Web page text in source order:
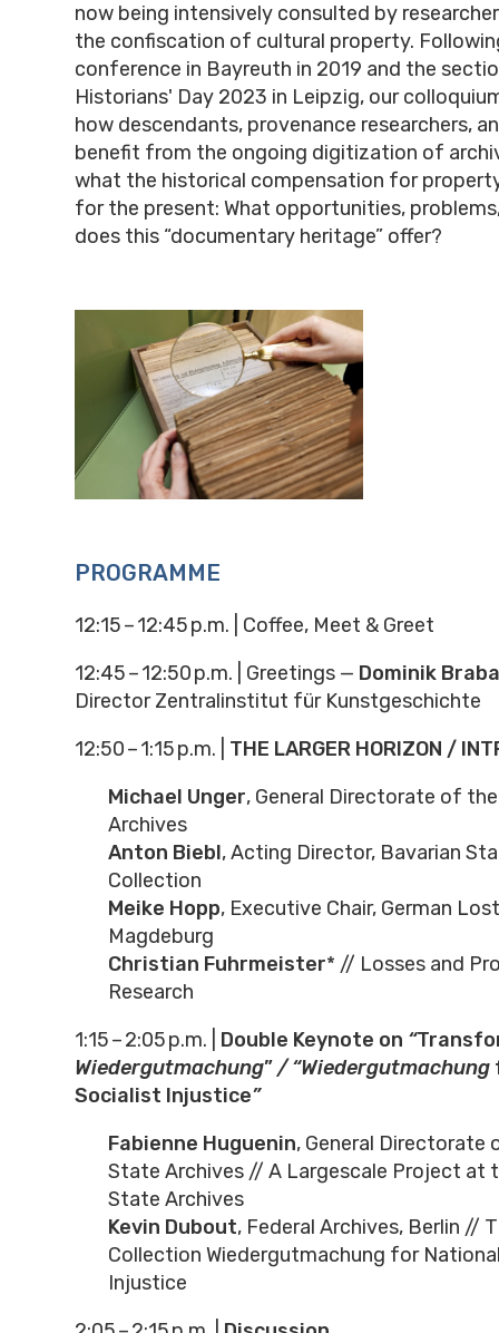
now being intensively consulted by
the confiscation of cultural property.
conference in Bayreuth in 2019 and the
Historians' Day 2023 in Leipzig, our
how descendants, provenance researchers,
benefit from the ongoing digitization of
what the historical compensation for
for the present: What opportunities,
does this “documentary heritage” offer?
PROGRAMME
12:15 – 12:45 p.m. |
Coffee, Meet & Greet
12:45 – 12:50 p.m. | Greetings — Dominik
Director Zentralinstitut für Kunstgeschichte
12:50 – 1:15 p.m. |
THE LARGER HORIZON /
Michael Unger, General Directorate of
Archives
Anton Biebl, Acting Director, Bavarian
Collection
Meike Hopp, Executive Chair, German
Magdeburg
Christian Fuhrmeister* // Losses and
Research
1:15 – 2:05 p.m. |
Double Keynote on “
Wiedergutmachung”/“Wiedergutmachung
Socialist Injustice”
Fabienne Huguenin, General Directorate
State Archives // A Largescale Project at
State Archives
Kevin Dubout, Federal Archives, Berlin //
Collection Wiedergutmachung for
Injustice